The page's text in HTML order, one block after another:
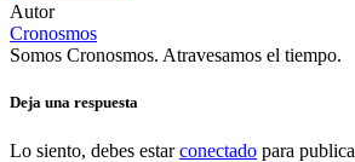
Autor
Cronosmos
Somos Cronosmos. Atravesamos el tiempo.
Deja una respuesta
Lo siento, debes estarconectado para